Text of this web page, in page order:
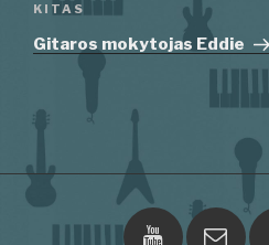
Kitas
įrašas
KITAS
Gitaros mokytojas Eddie
Youtube El.paštas